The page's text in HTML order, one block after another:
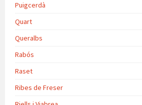
Puigcerdà
Quart
Queralbs
Rabós
Raset
Ribes de Freser